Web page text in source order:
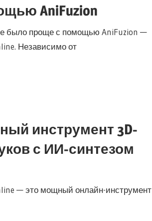
AniFuzion
было проще с помощью AniFuzion —
Независимо от
инструмент 3D-
с ИИ-синтезом
— это мощный онлайн-инструмент